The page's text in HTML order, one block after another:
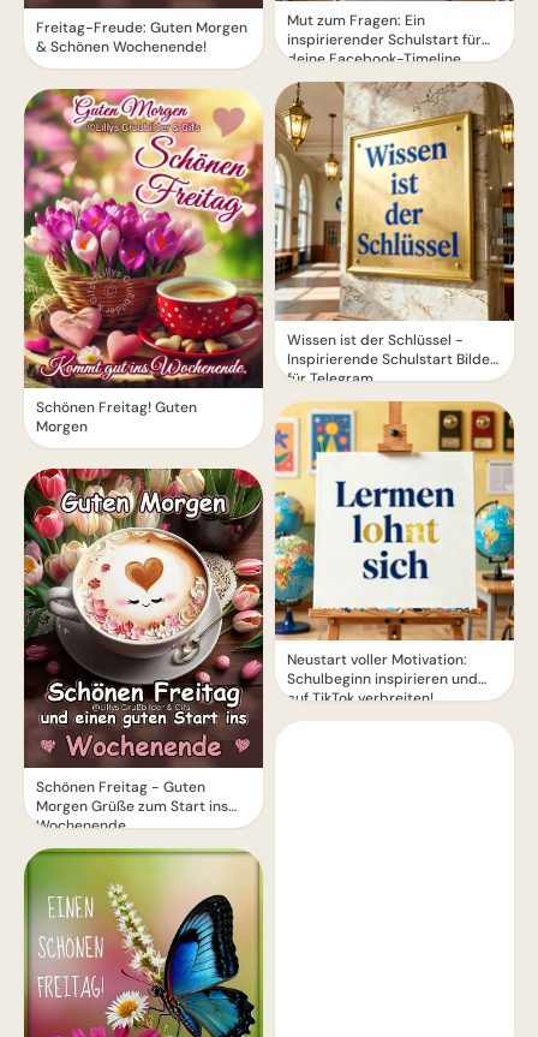
Freitag-Freude: Guten Morgen
& Schönen Wochenende!
Schönen Freitag! Guten
Morgen
Schönen Freitag - Guten
Morgen Grüße zum Start ins
Wochenende
Mut zum Fragen: Ein
inspirierender Schulstart für
deine Facebook-Timeline
Wissen ist der Schlüssel -
Inspirierende Schulstart Bilder
für Telegram
Neustart voller Motivation:
Schulbeginn inspirieren und
auf TikTok verbreiten!